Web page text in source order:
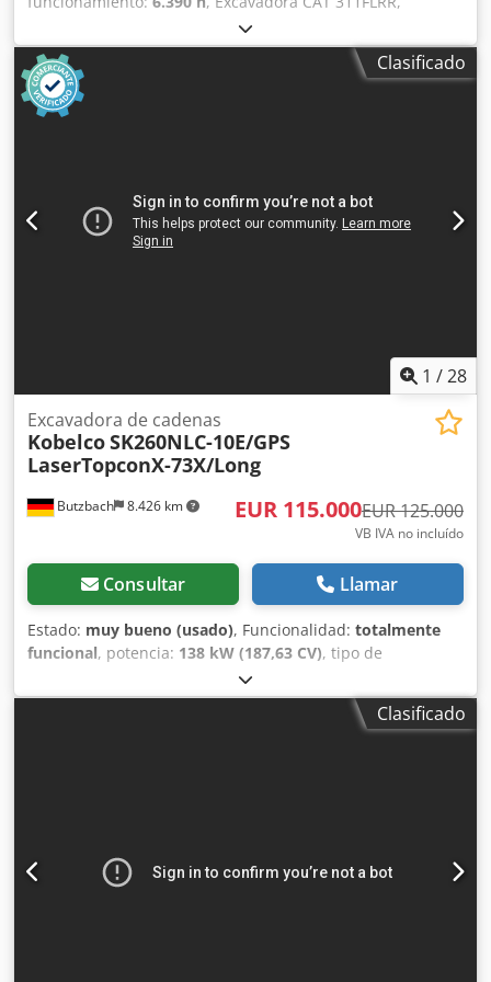
fabricada en 2015, ¡con solo 6.390 horas de
funcionamiento! ---- * Fabricante: CAT * Modelo: 311FL RR
* Año de fabricación: 2015 Csdpfxjy Sdlzs Akcsrf * Horas
de funcionamiento registradas: aproximadamente 6.390 *
Última revisión realizada a las 5.960 horas
* Hoja * Aire acondicionado * Cámara de visión trasera *
Tubos de protección * ¡Buen estado! * Tren de rodaje:
aproximadamente 40-50% * Más fotos y video disponibles
Clasificado
1 /28
Butzbach 8.426 km
Excavadora de cadenas
KobelcoSK260NLC-10E/GPS
LaserTopconX-73X/Long
EUR 115.000EUR 125.000
VB IVA no incluído
Consultar Llamar
Estado: muy bueno (usado), Funcionalidad: totalmente
funcional, potencia: 138 kW (187,63 CV), tipo de
, Año de fabricación:
funcionamiento:8.119 h, Equipamiento:hidráulica de
, Kobelco SK260 NLC-10E/GPS, sistema láser Topcon
Topcon X-73X • Brazo de largo alcance • Plato giratorio de
largo alcance Crsdpfx Aezlg Rkekcsf • Marcha rápida y
Clasificado